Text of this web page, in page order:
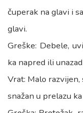
čuperak na glavi i
glavi.
Greške: Debele,
ka napred ili
Vrat: Malo razvijen,
snažan u prelazu